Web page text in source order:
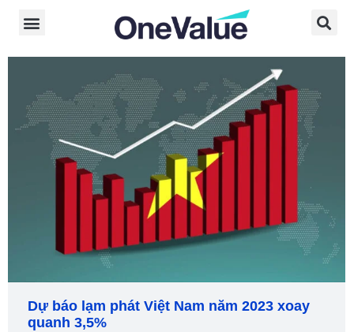
Dự báo lạm phát Việt Nam năm 2023 xoay
quanh 3,5%